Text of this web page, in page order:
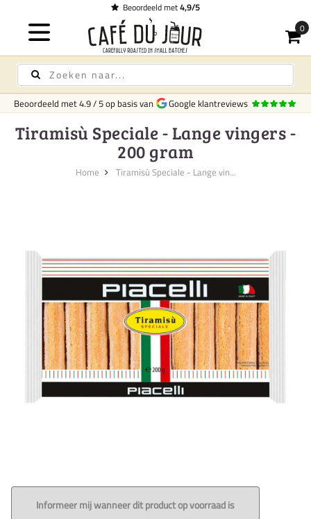
Beoordeeld met4,9/5
Beoordeeld met4.9/5op basis van Google klantreviews
Tiramisù Speciale - Lange vingers -
200 gram
Home Tiramisù Speciale - Lange vin...
Informeer mij wanneer dit product op voorraad is